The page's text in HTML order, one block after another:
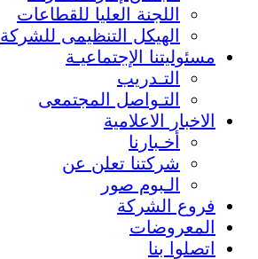
اللجنة العليا للقطاعات
الهيكل التنظيمى للشركة
مسئوليتنا الإجتماعيـة
التـدريب
التـواصل المجتمعى
الاخبار الاعلامية
أخـبارنا
شركتنا تعلن عن
الـبوم صور
فروع الشركة
المعروضات
اتصلوا بنا